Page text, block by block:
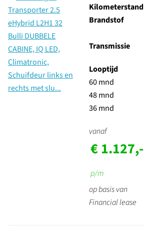
Kilometerstand
Brandstof
Transmissie
Looptijd
60 mnd
48 mnd
36 mnd
vanaf
€ 1.127,-
p/m
op basis van
Financial lease